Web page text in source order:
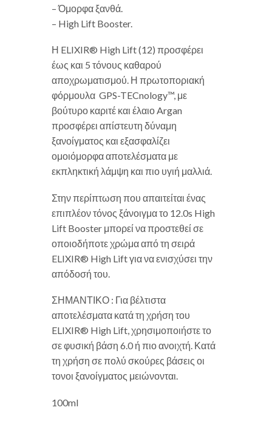
– Όμορφα ξανθά.
– High Lift Booster.
Η ELIXIR® High Lift (12) προσφέρει
έως και 5 τόνους καθαρού
αποχρωματισμού. Η πρωτοποριακή
φόρμουλα GPS-TECnology™, με
βούτυρο καριτέ και έλαιο Argan
προσφέρει απίστευτη δύναμη
ξανοίγματος και εξασφαλίζει
ομοιόμορφα αποτελέσματα με
εκπληκτική λάμψη και πιο υγιή μαλλιά.
Στην περίπτωση που απαιτείται ένας
επιπλέον τόνος ξάνοιγμα το 12.0s High
Lift Booster μπορεί να προστεθεί σε
οποιοδήποτε χρώμα από τη σειρά
ELIXIR® High Lift για να ενισχύσει την
απόδοσή του.
ΣΗΜΑΝΤΙΚΟ : Για βέλτιστα
αποτελέσματα κατά τη χρήση του
ELIXIR® High Lift, χρησιμοποιήστε το
σε φυσική βάση 6.0 ή πιο ανοιχτή. Κατά
τη χρήση σε πολύ σκούρες βάσεις οι
τονοι ξανοίγματος μειώνονται.
100ml